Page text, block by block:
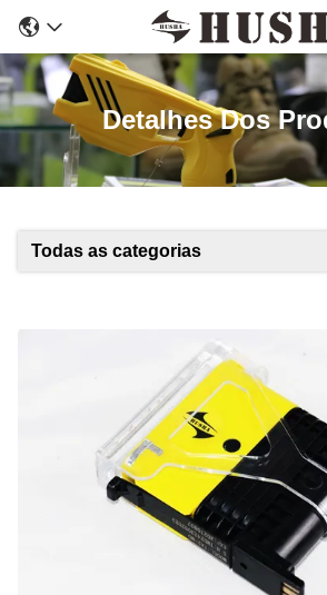
Detalhes Dos
Todas as categorias